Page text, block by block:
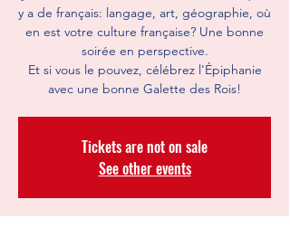
y a de français: langage, art, géographie, où
en est votre culture française? Une bonne
soirée en perspective.
Et si vous le pouvez, célébrez l'Épiphanie
avec une bonne Galette des Rois!
Tickets are not on sale
See other events